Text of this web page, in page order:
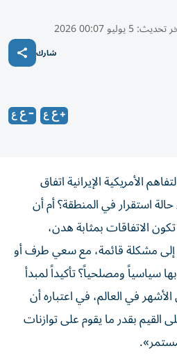
تحديث:5 يوليو 00:07 2026
شارك
الأمريكية الإيرانية اتفاق
استقرار في المنطقة؟ أم أن
الاتفاقات بمثابة هدن،
مشكلة قائمة، مع سعي طرف أو
سياسياً ومصلحياً؟ تأكيداً لمبدأ
في العالم، في اعتباره أن
القيم بقدر ما يقوم على توازنات